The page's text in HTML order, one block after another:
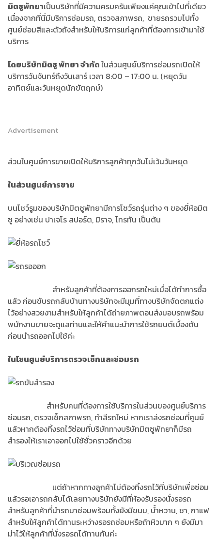
มิตซูพัทยาเป็นบริษัทที่มีความครบครันเพียงแค่คุณเข้าไปที่เดียว
เนื่องจากที่นี่มีบริการซ่อมรถ, ตรวจสภาพรถ, ขายรถรวมไปทั้ง
ศูนย์ซ่อมสีและตัวถังสำหรับให้บริการแก่ลูกค้าที่ต้องการเข้ามาใช้
บริการ
โดยบริษัทมิตซู พัทยา จำกัดในส่วนศูนย์บริการซ่อมรถเปิดให้
บริการวันจันทร์ถึงวันเสาร์ เวลา 8:00 – 17:00 น. (หยุดวัน
อาทิตย์และวันหยุดนักขัตฤกษ์)
Advertisement
ส่วนในศูนย์การขายเปิดให้บริการลูกค้าทุกวันไม่เว้นวันหยุด
ในส่วนศูนย์การขาย
บนโชว์รูมของบริษัทมิตซูพัทยามีการโชว์รถรุ่นต่าง ๆ ของยี่ห้อมิต
ซู อย่างเช่น ปาเจโร สปอร์ต, มิราจ, ไทรทัน เป็นต้น
สำหรับลูกค้าที่ต้องการออกรถใหม่เมื่อได้ทำการซื้อ
แล้ว ก่อนขับรถกลับบ้านทางบริษัทจะมีมุมที่ทางบริษัทจัดตกแต่ง
ไว้อย่างสวยงามสำหรับให้ลูกค้าได้ถ่ายภาพตอนส่งมอบรถพร้อม
พนักงานขายจะดูแลท่านและให้คำแนะนำการใช้รถยนต์เบื้องต้น
ก่อนนำรถออกไปใช้ค่ะ
ในโซนศูนย์บริการตรวจเช็กและซ่อมรถ
สำหรับคนที่ต้องการใช้บริการในส่วนของศูนย์บริการ
ซ่อมรถ, ตรวจเช็กสภาพรถ, ทำสีรถใหม่ หากเราส่งรถซ่อมที่ศูนย์
แล้วหากต้องทิ้งรถไว้ซ่อมที่บริษัททางบริษัทมิตซูพัทยาก็มีรถ
สำรองให้เราเอาออกไปใช้ชั่วคราวอีกด้วย
แต่ถ้าหากทางลูกค้าไม่ต้องทิ้งรถไว้ที่บริษัทเพื่อซ่อม
แล้วรอเอารถกลับได้เลยทางบริษัทยังมีที่ห้องรับรองนั่งรอรถ
สำหรับลูกค้าที่นำรถมาซ่อมพร้อมทั้งยังมีขนม, น้ำหวาน, ชา, กาแฟ
สำหรับให้ลูกค้าได้ทานระหว่างรอรถซ่อมหรือถ้าหิวมาก ๆ ยังมีมา
ม่าไว้ให้ลูกค้าที่นั่งรอรถได้ทานกันค่ะ